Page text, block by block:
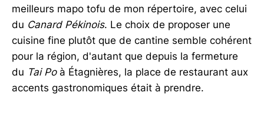
meilleurs mapo tofu de mon répertoire, avec celui
du Canard Pékinois. Le choix de proposer une
cuisine fine plutôt que de cantine semble cohérent
pour la région, d'autant que depuis la fermeture
du Tai Poà Étagnières, la place de restaurant aux
accents gastronomiques était à prendre.